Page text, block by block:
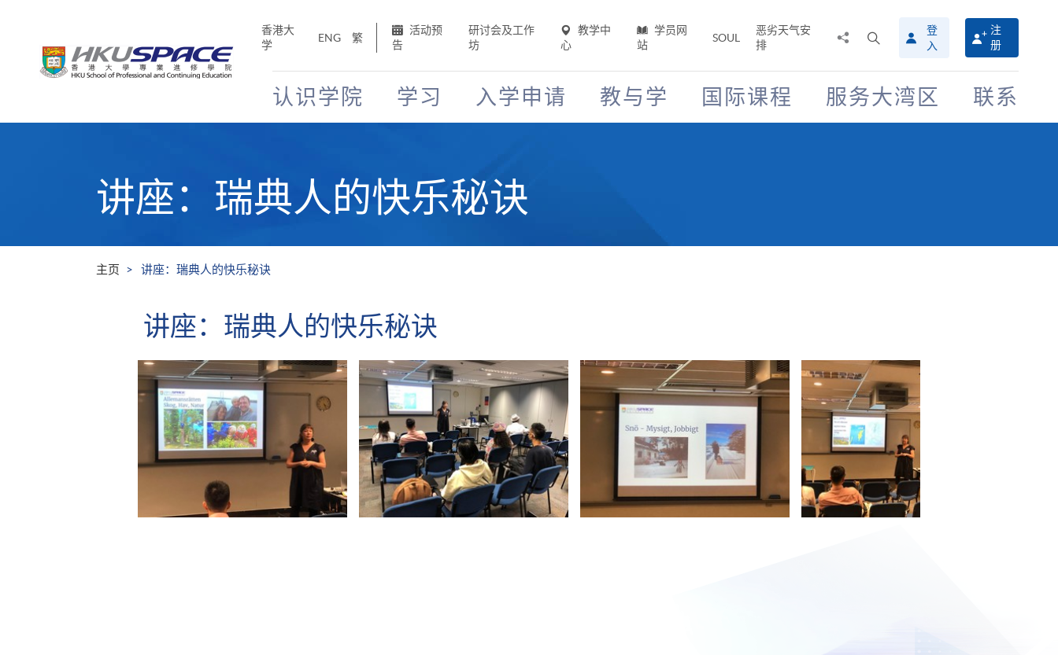
香港大
学
ENG 繁
活动预
告
研讨会及工作
坊
教学中
心
学员网
站
SOUL
恶劣天气安
排
搜
寻
介
面
登
入
注
册
认识学院 学习 入学申请 教与学 国际课程 服务大湾区 联系
讲座：瑞典人的快乐秘诀
主页 讲座：瑞典人的快乐秘诀
讲座：瑞典人的快乐秘诀